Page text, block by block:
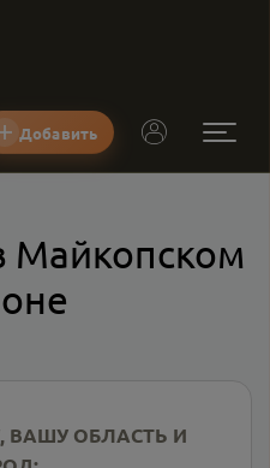
Добавить
Майкопском
ВАШУ ОБЛАСТЬ И